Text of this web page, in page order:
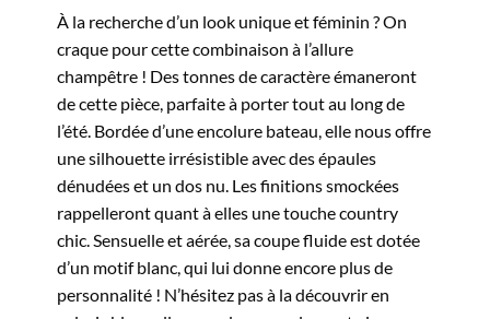
À la recherche d’un look unique et féminin ? On
craque pour cette combinaison à l’allure
champêtre ! Des tonnes de caractère émaneront
de cette pièce, parfaite à porter tout au long de
l’été. Bordée d’une encolure bateau, elle nous offre
une silhouette irrésistible avec des épaules
dénudées et un dos nu. Les finitions smockées
rappelleront quant à elles une touche country
chic. Sensuelle et aérée, sa coupe fluide est dotée
d’un motif blanc, qui lui donne encore plus de
personnalité ! N’hésitez pas à la découvrir en